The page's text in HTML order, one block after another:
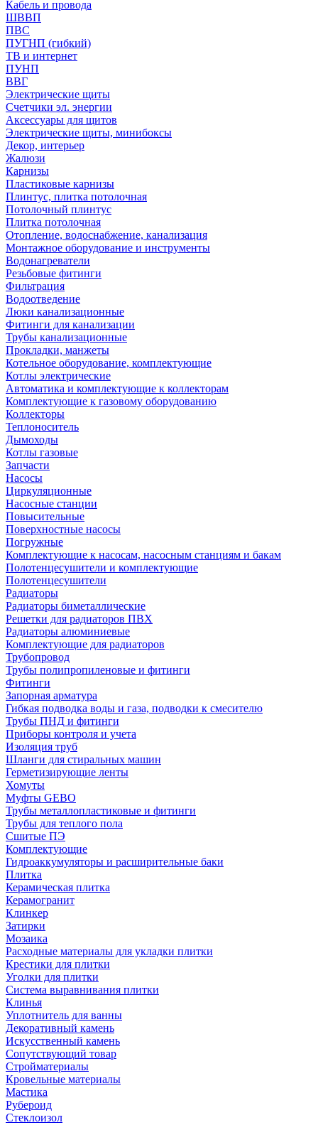
Кабель и провода
ШВВП
ПВС
ПУГНП (гибкий)
ТВ и интернет
ПУНП
ВВГ
Электрические щиты
Счетчики эл. энергии
Аксессуары для щитов
Электрические щиты, минибоксы
Декор, интерьер
Жалюзи
Карнизы
Пластиковые карнизы
Плинтус, плитка потолочная
Потолочный плинтус
Плитка потолочная
Отопление, водоснабжение, канализация
Монтажное оборудование и инструменты
Водонагреватели
Резьбовые фитинги
Фильтрация
Водоотведение
Люки канализационные
Фитинги для канализации
Трубы канализационные
Прокладки, манжеты
Котельное оборудование, комплектующие
Котлы электрические
Автоматика и комплектующие к коллекторам
Комплектующие к газовому оборудованию
Коллекторы
Теплоноситель
Дымоходы
Котлы газовые
Запчасти
Насосы
Циркуляционные
Насосные станции
Повысительные
Поверхностные насосы
Погружные
Комплектующие к насосам, насосным станциям и бакам
Полотенцесушители и комплектующие
Полотенцесушители
Радиаторы
Радиаторы биметаллические
Решетки для радиаторов ПВХ
Радиаторы алюминиевые
Комплектующие для радиаторов
Трубопровод
Трубы полипропиленовые и фитинги
Фитинги
Запорная арматура
Гибкая подводка воды и газа, подводки к смесителю
Трубы ПНД и фитинги
Приборы контроля и учета
Изоляция труб
Шланги для стиральных машин
Герметизирующие ленты
Хомуты
Муфты GEBO
Трубы металлопластиковые и фитинги
Трубы для теплого пола
Сшитые ПЭ
Комплектующие
Гидроаккумуляторы и расширительные баки
Плитка
Керамическая плитка
Керамогранит
Клинкер
Затирки
Мозаика
Расходные материалы для укладки плитки
Крестики для плитки
Уголки для плитки
Система выравнивания плитки
Клинья
Уплотнитель для ванны
Декоративный камень
Искусственный камень
Сопутствующий товар
Стройматериалы
Кровельные материалы
Мастика
Рубероид
Стеклоизол